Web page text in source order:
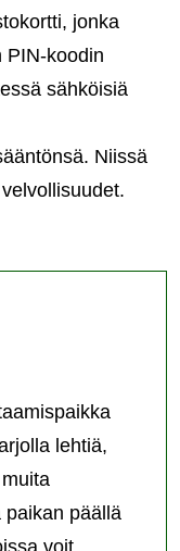
jonka
PIN-koodin
sähköisiä
Niissä
lehtiä,
paikan päällä
voit